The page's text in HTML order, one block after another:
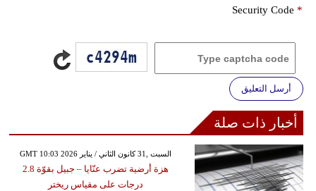
Security Code *
أرسل التعليق
أخبار ذات صلة
GMT 10:03 2026 السبت ,31 كانون الثاني / يناير
هزة أرضية تضرب عنّايا – جبيل بقوّة 2.8
درجات على مقياس ريختر